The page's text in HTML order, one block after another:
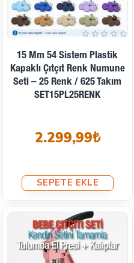
15 Mm 54 Sistem Plastik
Kapaklı Çıtçıt Renk Numune
Seti – 25 Renk / 625 Takım
SET15PL25RENK
2.299,99₺
SEPETE EKLE